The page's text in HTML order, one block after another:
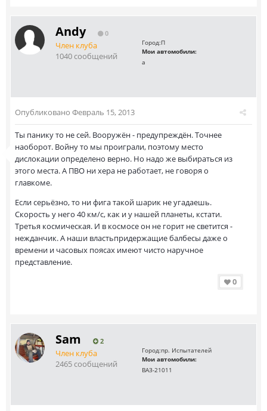
Andy 0
Член клуба
1040 сообщений
Город:П
Мои автомобили:
а
Опубликовано Февраль 15, 2013
Ты панику то не сей. Вооружён - предупреждён. Точнее
наоборот. Войну то мы проиграли, поэтому место
дислокации определено верно. Но надо же выбираться из
этого места. А ПВО ни хера не работает, не говоря о
главкоме.
Если серьёзно, то ни фига такой шарик не угадаешь.
Скорость у него 40 км/с, как и у нашей планеты, кстати.
Третья космическая. И в космосе он не горит не светится -
нежданчик. А наши властьпридержащие балбесы даже о
времени и часовых поясах имеют чисто наручное
представление.
0
Sam 2
Член клуба
2465 сообщений
Город:пр. Испытателей
Мои автомобили:
ВАЗ-21011